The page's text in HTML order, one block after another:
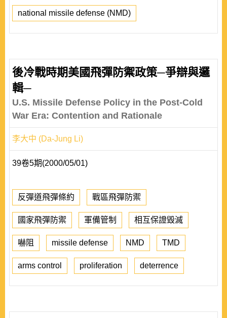
national missile defense (NMD)
後冷戰時期美國飛彈防禦政策─爭辯與邏
輯─
U.S. Missile Defense Policy in the Post-Cold
War Era: Contention and Rationale
李大中 (Da-Jung Li)
39卷5期(2000/05/01)
反彈道飛彈條約 戰區飛彈防禦
國家飛彈防禦 軍備管制 相互保證毀滅
嚇阻 missile defense NMD TMD
arms control proliferation deterrence